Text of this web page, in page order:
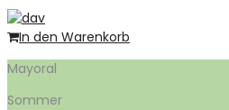
In den Warenkorb
Mayoral
Sommer